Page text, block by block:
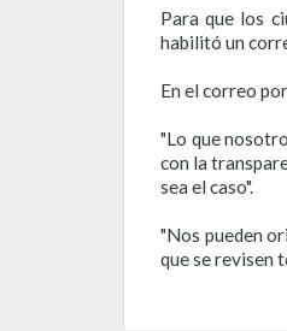
Para que los
habilitó un
En el correo
"Lo que
con la
sea el caso".
"Nos pueden
que se revisen